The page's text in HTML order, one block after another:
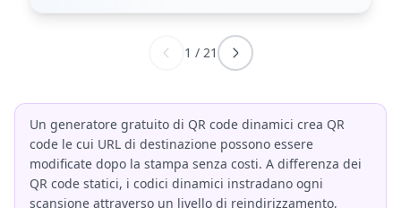
1 / 21
Un generatore gratuito di QR code dinamici crea QR
code le cui URL di destinazione possono essere
modificate dopo la stampa senza costi. A differenza dei
QR code statici, i codici dinamici instradano ogni
scansione attraverso un livello di reindirizzamento,